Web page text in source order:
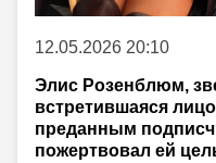
12.05.2026 20:10
Элис Розенблюм,
встретившаяся
преданным
пожертвовал ей